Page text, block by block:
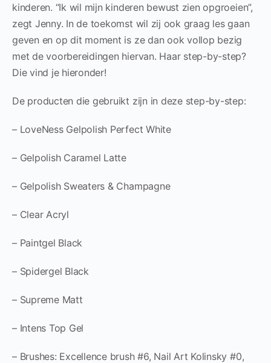
kinderen. “Ik wil mijn kinderen bewust zien opgroeien”,
zegt Jenny. In de toekomst wil zij ook graag les gaan
geven en op dit moment is ze dan ook vollop bezig
met de voorbereidingen hiervan. Haar step-by-step?
Die vind je hieronder!
De producten die gebruikt zijn in deze step-by-step:
– LoveNess Gelpolish Perfect White
– Gelpolish Caramel Latte
– Gelpolish Sweaters & Champagne
– Clear Acryl
– Paintgel Black
– Spidergel Black
– Supreme Matt
– Intens Top Gel
– Brushes: Excellence brush #6, Nail Art Kolinsky #0,